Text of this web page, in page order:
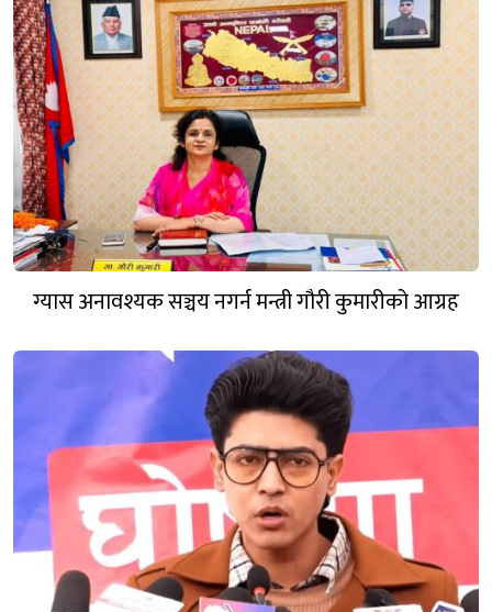
ग्यास अनावश्यक सञ्चय नगर्न मन्त्री गौरी कुमारीको आग्रह